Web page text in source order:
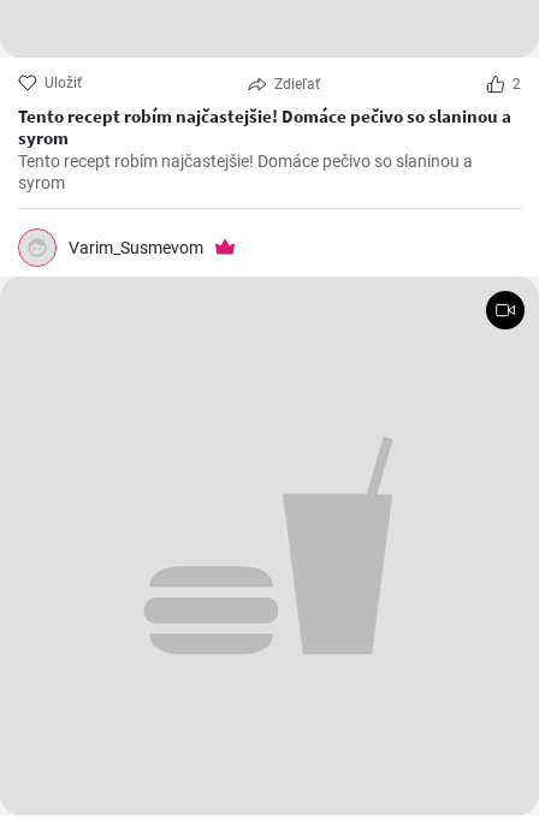
Uložiť Zdieľať 2
Tento recept robím najčastejšie! Domáce pečivo so slaninou a
syrom
Tento recept robím najčastejšie! Domáce pečivo so slaninou a
syrom
Varim_Susmevom